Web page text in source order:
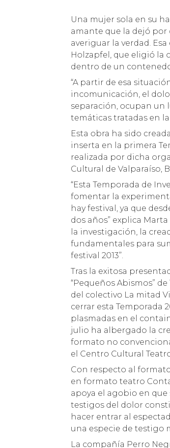
Una mujer sola en su habitación, en su cama desordenada, espera la llamada de su
amante que la dejó
averiguar la verdad.
Holzapfel, que eligió la
dentro de un
“A partir de esa
incomunicación, el
separación, ocupan un
temáticas tratadas en
Esta obra ha sido
inserta en la primera
realizada por dicha
Cultural de Valparaíso,
“Esta Temporada de
fomentar la
hay festival, ya que
dos años” explica
la investigación, la
fundamentales para
festival 2013”.
Tras la exitosa
“Pequeños Abismos”
del colectivo La mitad
cerrar esta Temporada
plasmadas en el
julio ha albergado la
formato no
el Centro Cultural
Con respecto al
en formato teatro
apoya el agobio en que
testigos del dolor
hacer entrar al
una especie de testigo
La compañía Perro